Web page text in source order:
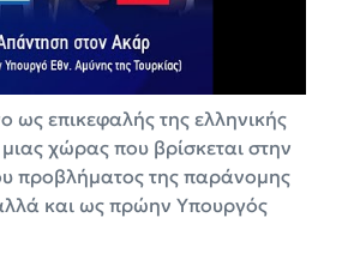
ως επικεφαλής της ελληνικής
χώρας που βρίσκεται στην
προβλήματος της παράνομης
και ως πρώην Υπουργός